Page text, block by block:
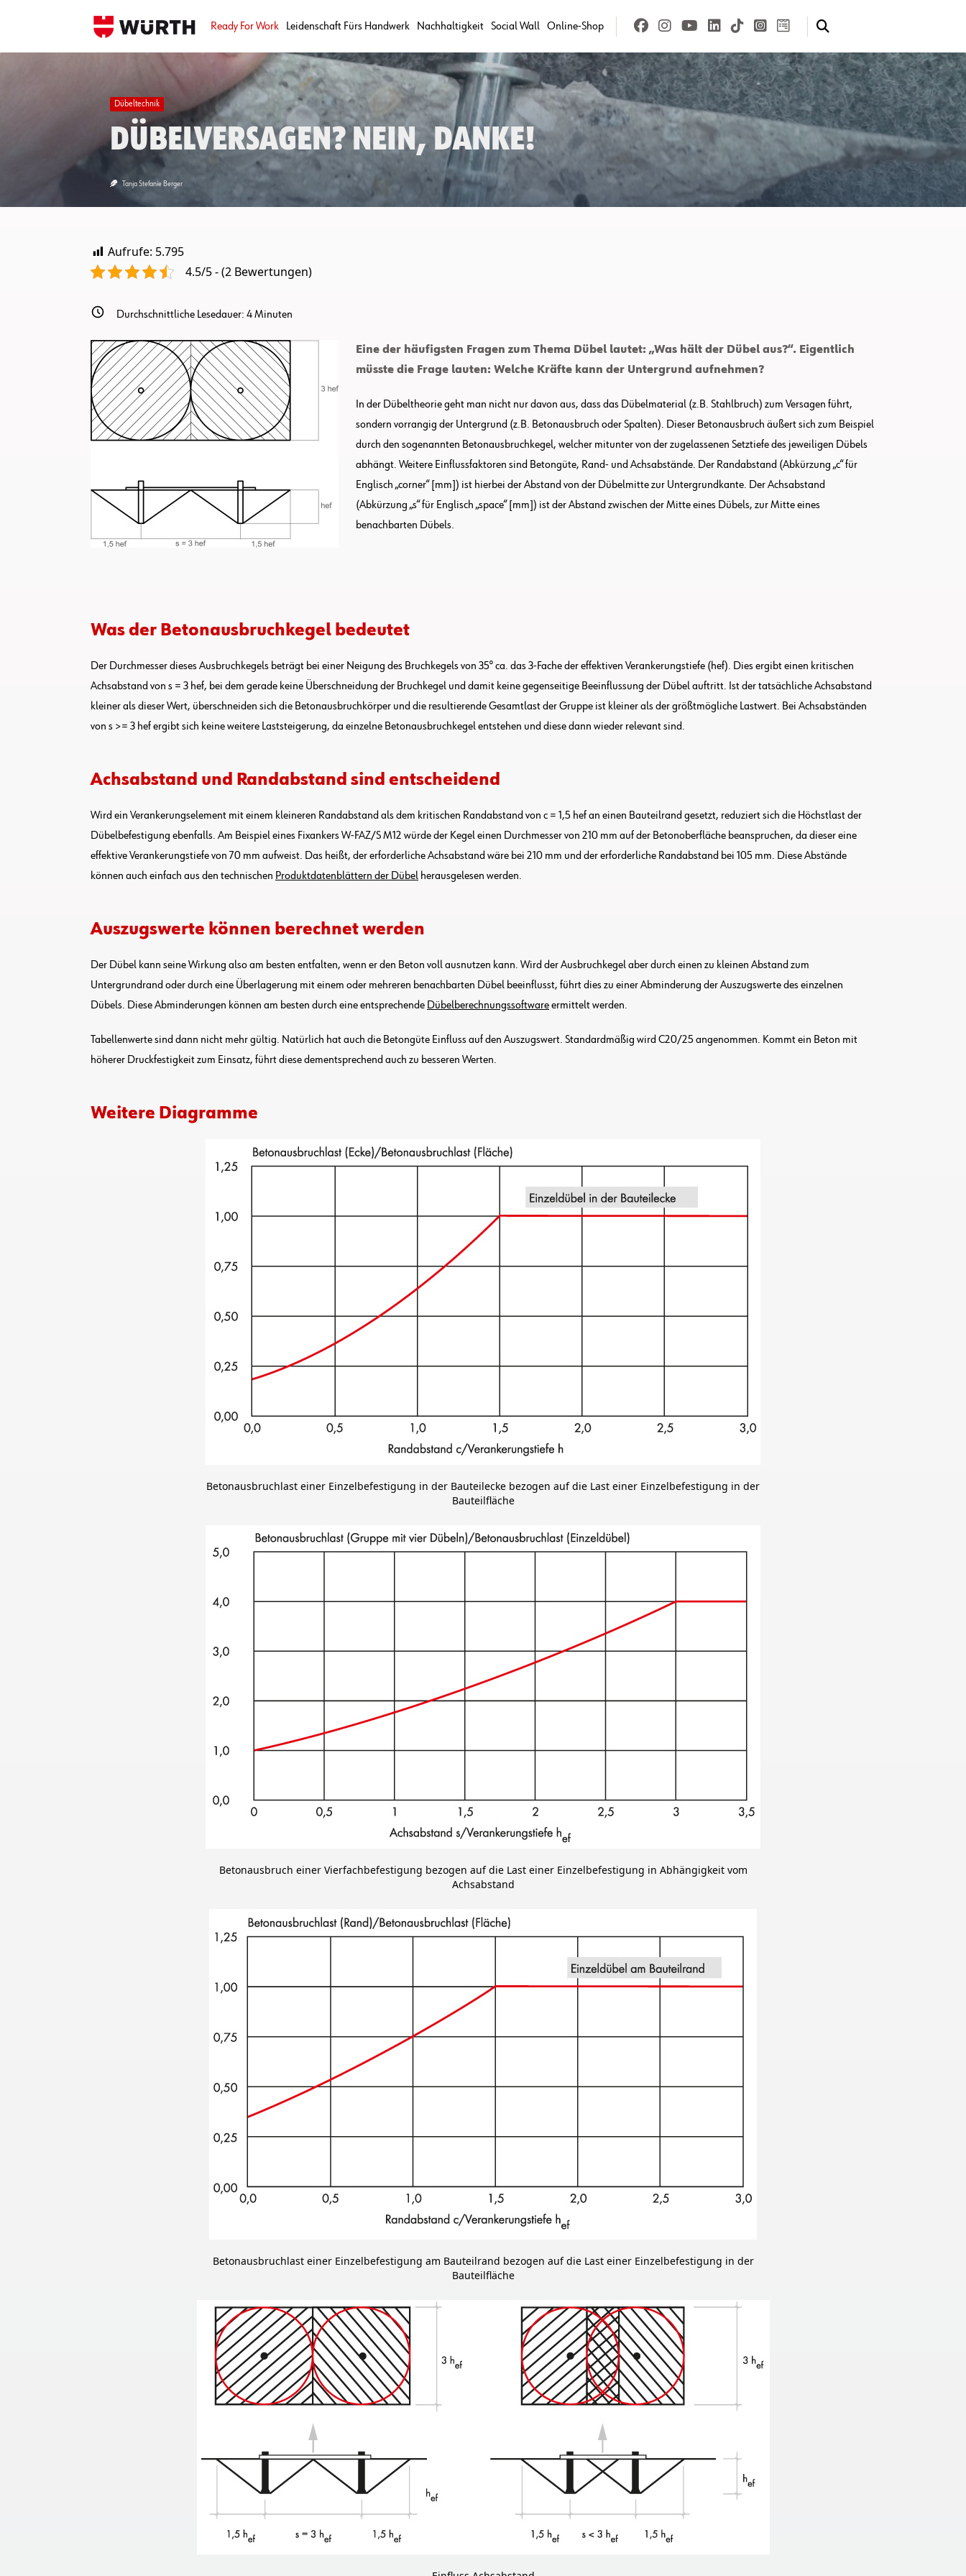
Ready For Work Leidenschaft Fürs Handwerk Nachhaltigkeit Social Wall Online-Shop
Dübeltechnik
Dübelversagen? Nein, danke!
Tanja Stefanie Berger
Aufrufe: 5.795
4.5/5 - (2 Bewertungen)
Durchschnittliche Lesedauer: 4Minuten
Eine der häufigsten Fragen zum Thema Dübel lautet: „Was hält der Dübel aus?“. Eigentlich
müsste die Frage lauten: Welche Kräfte kann der Untergrund aufnehmen?
In der Dübeltheorie geht man nicht nur davon aus, dass das Dübelmaterial (z.B. Stahlbruch) zum Versagen führt,
sondern vorrangig der Untergrund (z.B. Betonausbruch oder Spalten). Dieser Betonausbruch äußert sich zum Beispiel
durch den sogenannten Betonausbruchkegel, welcher mitunter von der zugelassenen Setztiefe des jeweiligen Dübels
abhängt. Weitere Einflussfaktoren sind Betongüte, Rand- und Achsabstände. Der Randabstand (Abkürzung „c“ für
Englisch „corner“ [mm]) ist hierbei der Abstand von der Dübelmitte zur Untergrundkante. Der Achsabstand
(Abkürzung „s“ für Englisch „space“ [mm]) ist der Abstand zwischen der Mitte eines Dübels, zur Mitte eines
benachbarten Dübels.
Was der Betonausbruchkegel bedeutet
Der Durchmesser dieses Ausbruchkegels beträgt bei einer Neigung des Bruchkegels von 35° ca. das 3-Fache der effektiven Verankerungstiefe (hef). Dies ergibt einen kritischen
Achsabstand von s = 3 hef, bei dem gerade keine Überschneidung der Bruchkegel und damit keine gegenseitige Beeinflussung der Dübel auftritt. Ist der tatsächliche Achsabstand
kleiner als dieser Wert, überschneiden sich die Betonausbruchkörper und die resultierende Gesamtlast der Gruppe ist kleiner als der größtmögliche Lastwert. Bei Achsabständen
von s >= 3 hef ergibt sich keine weitere Laststeigerung, da einzelne Betonausbruchkegel entstehen und diese dann wieder relevant sind.
Achsabstand und Randabstand sind entscheidend
Wird ein Verankerungselement mit einem kleineren Randabstand als dem kritischen Randabstand von c = 1,5 hef an einen Bauteilrand gesetzt, reduziert sich die Höchstlast der
Dübelbefestigung ebenfalls. Am Beispiel eines Fixankers W-FAZ/S M12 würde der Kegel einen Durchmesser von 210 mm auf der Betonoberfläche beanspruchen, da dieser eine
effektive Verankerungstiefe von 70 mm aufweist. Das heißt, der erforderliche Achsabstand wäre bei 210 mm und der erforderliche Randabstand bei 105 mm. Diese Abstände
können auch einfach aus den technischen Produktdatenblättern der Dübel herausgelesen werden.
Auszugswerte können berechnet werden
Der Dübel kann seine Wirkung also am besten entfalten, wenn er den Beton voll ausnutzen kann. Wird der Ausbruchkegel aber durch einen zu kleinen Abstand zum
Untergrundrand oder durch eine Überlagerung mit einem oder mehreren benachbarten Dübel beeinflusst, führt dies zu einer Abminderung der Auszugswerte des einzelnen
Dübels. Diese Abminderungen können am besten durch eine entsprechende Dübelberechnungssoftwareermittelt werden.
Tabellenwerte sind dann nicht mehr gültig. Natürlich hat auch die Betongüte Einfluss auf den Auszugswert. Standardmäßig wird C20/25 angenommen. Kommt ein Beton mit
höherer Druckfestigkeit zum Einsatz, führt diese dementsprechend auch zu besseren Werten.
Weitere Diagramme
Betonausbruchlast einer Einzelbefestigung in der Bauteilecke bezogen auf die Last einer Einzelbefestigung in der
Bauteilfläche
Betonausbruch einer Vierfachbefestigung bezogen auf die Last einer Einzelbefestigung in Abhängigkeit vom
Achsabstand
Betonausbruchlast einer Einzelbefestigung am Bauteilrand bezogen auf die Last einer Einzelbefestigung in der
Bauteilfläche